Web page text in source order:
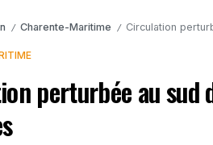
/ Charente-Maritime / Circulation
perturbée au sud